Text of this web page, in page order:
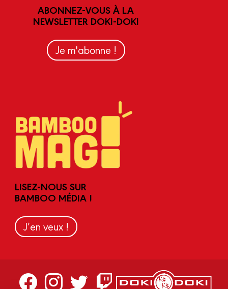
ABONNEZ-VOUS À LA
NEWSLETTER DOKI-DOKI
Je m'abonne !
LISEZ-NOUS SUR
BAMBOO MÉDIA !
J’en veux !